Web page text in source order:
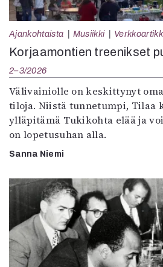
Ajankohtaista Musiikki
Korjaamontien treenikset
2–3/2026
Välivainiolle on keskittynyt
tiloja. Niistä tunnetumpi, Tilaa
ylläpitämä Tukikohta elää ja
on lopetusuhan alla.
Sanna Niemi